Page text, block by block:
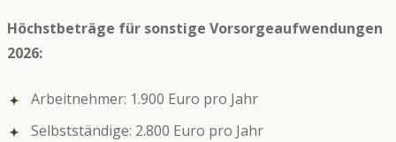
Höchstbeträge für sonstige Vorsorgeaufwendungen
2026:
Arbeitnehmer: 1.900 Euro pro Jahr
Selbstständige: 2.800 Euro pro Jahr